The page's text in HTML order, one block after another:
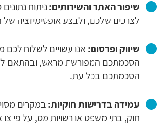
שיפור האתר והשירותים: ניתוח
לצרכים שלכם, ולבצע אופטימיזציה של
שיווק ופרסום:אנו עשויים לשלוח לכם
הסכמתכם בכל עת.
עמידה בדרישות חוקיות: במקרים
חוק, בתי משפט או רשויות מס, על פי צו